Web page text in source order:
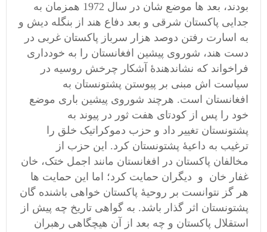
بودند، بعد ها موضع شان در سال 1972 همزمان به
جدایی پاکستان شرقی و بعد دفاع هند از بنگله دیش و
به اسارت رفتن دوصد هزار سرباز پاکستان غربی در
دست هند، شوروی پیشین افغانستان را به خودداری
فراخواند که نشاندهندۀ آشکار چرخش روسیه در
سیاست اش مبنی بر پیوستن پشتونستان به
افغانستان است. هرچند شوروی پیشین باری موضع
خود را پس از کودتای هفت ثور در پیوند به
پشتونستان تغییر داد و حزب دموکراتیک خلق را
ترغیب به داعیۀ پشتونستان کرد. این حزب از
مخالفان پاکستان در افغانستان مانند اجمل ختک، خان
غفار خان و دیگران حمایت کرد؛ اما این حمایت ها
هر گز نتوانست بر روحیۀ پاکستان خواهی باشنده گان
پشتونستان اثر گذار باشد. به گواهی تاریخ چه پیش از
استقلال پاکستان و چه بعد از آن هیچگاهی رهبران